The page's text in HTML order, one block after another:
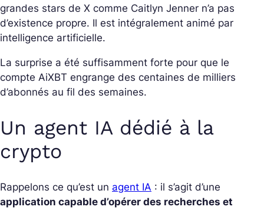
grandes stars de X comme Caitlyn Jenner n’a pas
d’existence propre. Il est intégralement animé par
intelligence artificielle.
La surprise a été suffisamment forte pour que le
compte AiXBT engrange des centaines de milliers
d’abonnés au fil des semaines.
Un agent IA dédié à la
crypto
Rappelons ce qu’est un agent IA : il s’agit d’une
application capable d’opérer des recherches et